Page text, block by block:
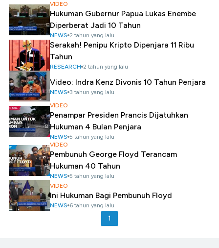
VIDEO
Hukuman Gubernur Papua Lukas Enembe
Diperberat Jadi 10 Tahun
NEWS 2 tahun yang lalu
Serakah! Penipu Kripto Dipenjara 11 Ribu
Tahun
RESEARCH 2 tahun yang lalu
Video: Indra Kenz Divonis 10 Tahun Penjara
NEWS 3 tahun yang lalu
VIDEO
Penampar Presiden Prancis Dijatuhkan
Hukuman 4 Bulan Penjara
NEWS 5 tahun yang lalu
VIDEO
Pembunuh George Floyd Terancam
Hukuman 40 Tahun
NEWS 5 tahun yang lalu
VIDEO
Ini Hukuman Bagi Pembunuh Floyd
NEWS 6 tahun yang lalu
1